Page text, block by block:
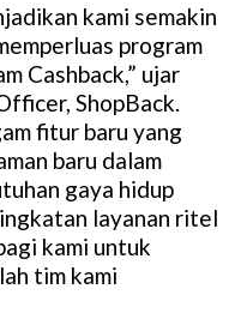
kami semakin
program
Cashback,” ujar
ShopBack.
fitur baru yang
baru dalam
gaya hidup
layanan ritel
kami untuk
tim kami